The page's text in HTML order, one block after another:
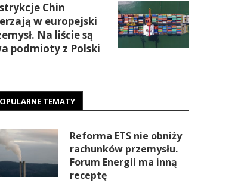
Chin
w europejski
Na liście są
podmioty z Polski
TEMATY
Reforma ETS nie obniży
rachunków przemysłu.
Forum Energii ma inną
receptę